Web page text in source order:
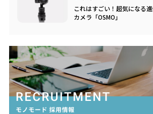
これはすごい！超気になる
カメラ「OSMO」